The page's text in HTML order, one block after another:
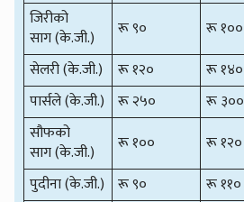
जिरीको
साग (के.जी.)
रू ९० रू १००
सेलरी (के.जी.)
रू १२० रू १४०
पार्सले (के.जी.) रू २५० रू ३००
सौफको
साग (के.जी.)
रू १०० रू १२०
पुदीना (के.जी.) रू ९० रू ११०